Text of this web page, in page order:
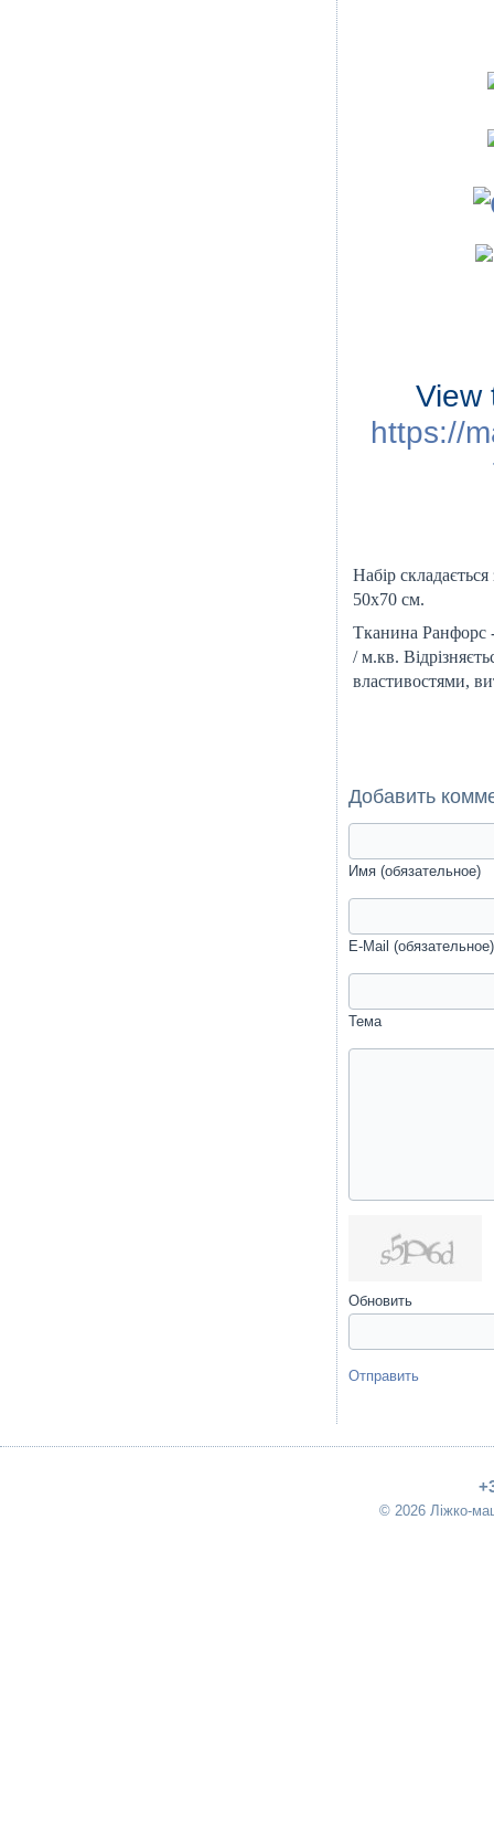
View
https://
Набір
50х70 см.
Тканина Ранфорс
/ м.кв.
властивостями,
Добавить
Имя (обязательное)
E-Mail (обязательное)
Тема
Обновить
Отправить
© 2026 Ліжко-